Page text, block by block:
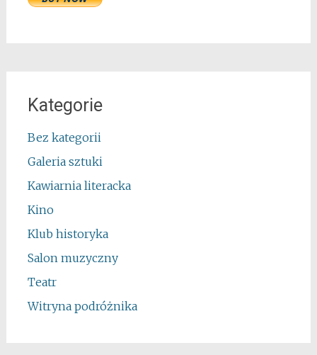
Kategorie
Bez kategorii
Galeria sztuki
Kawiarnia literacka
Kino
Klub historyka
Salon muzyczny
Teatr
Witryna podróżnika